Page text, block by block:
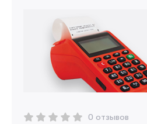
0 отзывов
Запомнить меня